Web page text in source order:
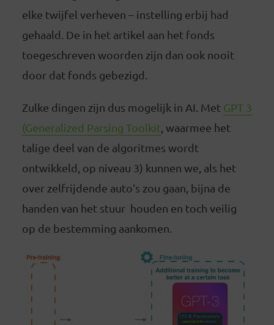
elke twijfel verheven – instelling erbij had
gehaald. De in het artikel aan het fonds
toegeschreven woorden zijn dan ook nooit
door dat fonds gebezigd.
Zulke dingen zijn dus mogelijk in AI. Met GPT 3
(Generalized Parsing Toolkit, waarmee het
talige deel van de algoritmes wordt
ontwikkeld, op niveau 3) kunnen we, als het
over zelfrijdende auto’s zou gaan, bijna de
handen van het stuur houden en toch veilig
op de bestemming aankomen.